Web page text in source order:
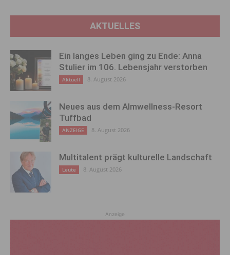
AKTUELLES
Ein langes Leben ging zu Ende: Anna
Stulier im 106. Lebensjahr verstorben
Aktuell 8. August 2026
Neues aus dem Almwellness-Resort
Tuffbad
ANZEIGE 8. August 2026
Multitalent prägt kulturelle Landschaft
Leute 8. August 2026
Anzeige